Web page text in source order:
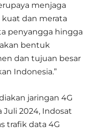
menjaga
dan merata
penyangga hingga
bentuk
dan tujuan besar
Indonesia.”
jaringan 4G
Juli 2024, Indosat
trafik data 4G